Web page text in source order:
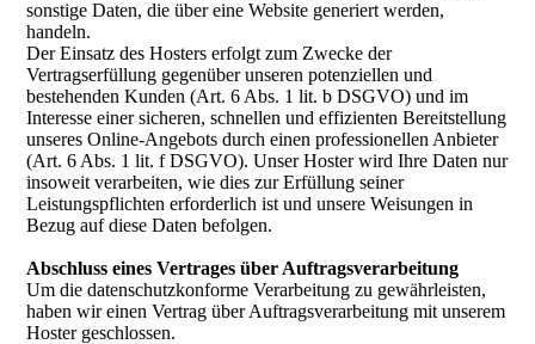
sonstige Daten, die über eine Website generiert werden,
handeln.
Der Einsatz des Hosters erfolgt zum Zwecke der
Vertragserfüllung gegenüber unseren potenziellen und
bestehenden Kunden (Art. 6 Abs. 1 lit. b DSGVO) und im
Interesse einer sicheren, schnellen und effizienten Bereitstellung
unseres Online-Angebots durch einen professionellen Anbieter
(Art. 6 Abs. 1 lit. f DSGVO). Unser Hoster wird Ihre Daten nur
insoweit verarbeiten, wie dies zur Erfüllung seiner
Leistungspflichten erforderlich ist und unsere Weisungen in
Bezug auf diese Daten befolgen.
Abschluss eines Vertrages über Auftragsverarbeitung
Um die datenschutzkonforme Verarbeitung zu gewährleisten,
haben wir einen Vertrag über Auftragsverarbeitung mit unserem
Hoster geschlossen.